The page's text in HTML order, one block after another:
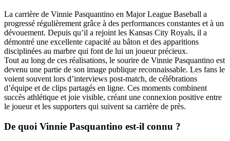
La carrière de Vinnie Pasquantino en Major League Baseball a
progressé régulièrement grâce à des performances constantes et à un
dévouement. Depuis qu’il a rejoint les Kansas City Royals, il a
démontré une excellente capacité au bâton et des apparitions
disciplinées au marbre qui font de lui un joueur précieux.
Tout au long de ces réalisations, le sourire de Vinnie Pasquantino est
devenu une partie de son image publique reconnaissable. Les fans le
voient souvent lors d’interviews post-match, de célébrations
d’équipe et de clips partagés en ligne. Ces moments combinent
succès athlétique et joie visible, créant une connexion positive entre
le joueur et les supporters qui suivent sa carrière de près.
De quoi Vinnie Pasquantino est-il connu ?